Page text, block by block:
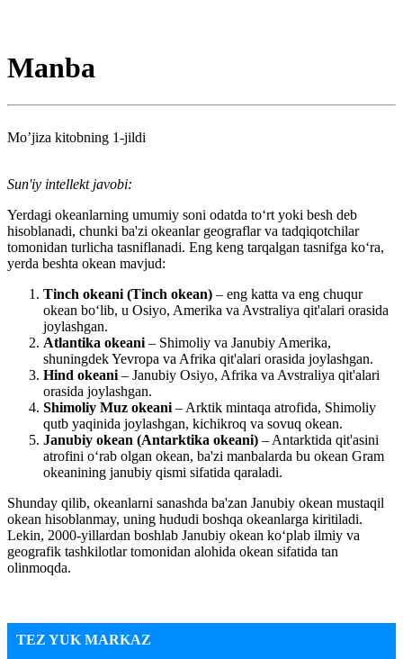
Manba
Mo’jiza kitobning 1-jildi
Sun'iy intellekt javobi:
Yerdagi okeanlarning umumiy soni odatda to‘rt yoki besh deb
hisoblanadi, chunki ba'zi okeanlar geograflar va tadqiqotchilar
tomonidan turlicha tasniflanadi. Eng keng tarqalgan tasnifga ko‘ra,
yerda beshta okean mavjud:
Tinch okeani (Tinch okean) – eng katta va eng chuqur
okean bo‘lib, u Osiyo, Amerika va Avstraliya qit'alari orasida
joylashgan.
Atlantika okeani – Shimoliy va Janubiy Amerika,
shuningdek Yevropa va Afrika qit'alari orasida joylashgan.
Hind okeani – Janubiy Osiyo, Afrika va Avstraliya qit'alari
orasida joylashgan.
Shimoliy Muz okeani – Arktik mintaqa atrofida, Shimoliy
qutb yaqinida joylashgan, kichikroq va sovuq okean.
Janubiy okean (Antarktika okeani) – Antarktida qit'asini
atrofini o‘rab olgan okean, ba'zi manbalarda bu okean Gram
okeanining janubiy qismi sifatida qaraladi.
Shunday qilib, okeanlarni sanashda ba'zan Janubiy okean mustaqil
okean hisoblanmay, uning hududi boshqa okeanlarga kiritiladi.
Lekin, 2000-yillardan boshlab Janubiy okean ko‘plab ilmiy va
geografik tashkilotlar tomonidan alohida okean sifatida tan
olinmoqda.
TEZ YUK MARKAZ